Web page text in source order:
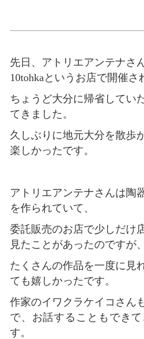
先日、アトリエアンテナさ
10tohkaというお店で開催さ
ちょうど大分に帰省してい
てきました。
久しぶりに地元大分を散歩
楽しかったです。
アトリエアンテナさんは陶
を作られていて、
委託販売のお店で少しだけ
見たことがあったのですが、
たくさんの作品を一度に見
ても嬉しかったです。
作家のイワクラケイコさん
で、お話することもでき
す。